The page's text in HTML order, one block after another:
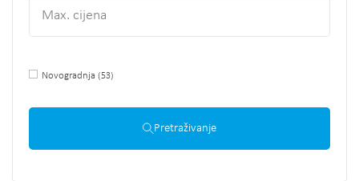
Novogradnja (53)
Pretraživanje